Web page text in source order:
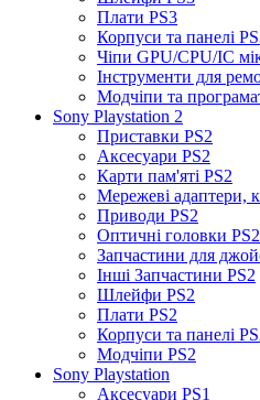
Плати PS3
Корпуси та панелі
Чіпи GPU/CPU/IC
Інструменти для
Модчіпи та
Sony Playstation 2
Приставки PS2
Аксесуари PS2
Карти пам'яті PS2
Мережеві адаптери,
Приводи PS2
Оптичні головки PS2
Запчастини для
Інші Запчастини PS2
Шлейфи PS2
Плати PS2
Корпуси та панелі
Модчіпи PS2
Sony Playstation
Аксесуари PS1